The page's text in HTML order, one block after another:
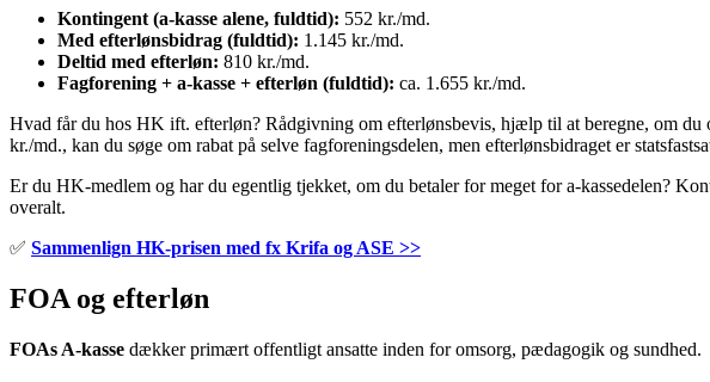
Kontingent (a-kasse alene, fuldtid): 552 kr./md.
Med efterlønsbidrag (fuldtid): 1.145 kr./md.
Deltid med efterløn: 810 kr./md.
Fagforening + a-kasse + efterløn (fuldtid): ca. 1.655 kr./md.
Hvad får du hos HK ift. efterløn? Rådgivning om efterlønsbevis, hjælp til at beregne, om
kr./md., kan du søge om rabat på selve fagforeningsdelen, men efterlønsbidraget er
Er du HK-medlem og har du egentlig tjekket, om du betaler for meget for a-kassedelen?
overalt.
✅ Sammenlign HK-prisen med fx Krifa og ASE >>
FOA og efterløn
FOAs A-kasse dækker primært offentligt ansatte inden for omsorg, pædagogik og sundhed.